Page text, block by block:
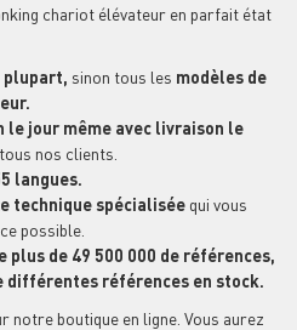
chariot élévateur en parfait état
plupart, sinon tous les modèles de
le jour même avec livraison le
nos clients.
langues.
technique spécialisée qui vous
possible.
plus de 49 500 000 de références,
différentes références en stock.
notre boutique en ligne. Vous aurez